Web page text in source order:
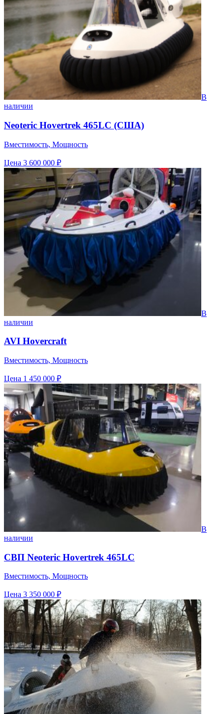
В
наличии
Neoteric Hovertrek 465LC (США)
Вместимость, Мощность
Цена 3 600 000 ₽
В
наличии
AVI Hovercraft
Вместимость, Мощность
Цена 1 450 000 ₽
В
наличии
СВП Neoteric Hovertrek 465LC
Вместимость, Мощность
Цена 3 350 000 ₽